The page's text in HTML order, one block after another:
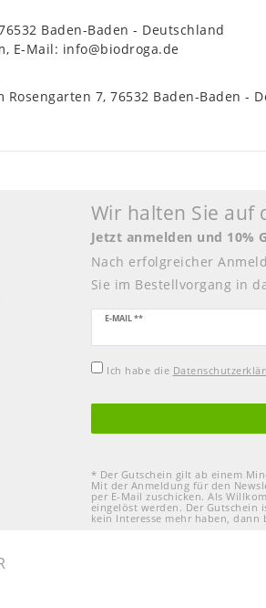
Baden-Baden
Deutschland
E-Mail: info@biodroga.de
Rosengarten 7 76532 Baden-Baden
Wir halten Sie
Jetzt anmelden und 10%
Nach erfolgreicher
Sie im Bestellvorgang in
E-MAIL **
Newsletter
Honig
Ich habe die
* Der Gutschein gilt ab einem
Mit der Anmeldung für den
per E-Mail zuschicken. Als
eingelöst werden. Der Gutschein
kein Interesse mehr haben, dann